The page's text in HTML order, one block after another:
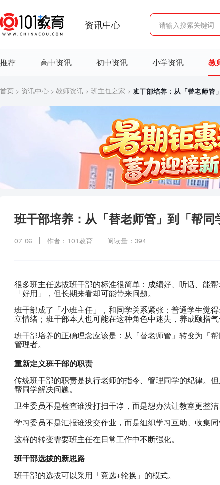
资讯中心
推荐 高中资讯 初中资讯 小学资讯 教
首页 > 资讯中心 > 教师资讯 > 班主任之家 > 班干部培养：从「替老师管
班干部培养：从「替老师管」到「帮同
07-06 作者：101教育 阅读量：394
很多班主任选拔班干部的标准很简单：成绩好、听话、能
「好用」，但长期来看却可能带来问题。
班干部成了「小班主任」，和同学关系紧张；普通学生觉
立情绪；班干部本人也可能在这种角色中迷失，养成颐指
班干部培养的正确理念应该是：从「替老师管」转变为「
管理者。
重新定义班干部的职责
传统班干部的职责是执行老师的指令、管理同学的纪律。
帮同学解决问题。
卫生委员不是检查谁没打扫干净，而是想办法让教室更整
学习委员不是汇报谁没交作业，而是组织学习互助、收集
这样的转变需要班主任在日常工作中不断强化。
班干部选拔的新思路
班干部的选拔可以采用「竞选+轮换」的模式。